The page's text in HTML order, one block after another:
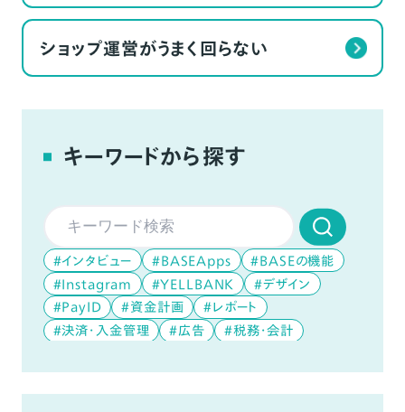
ショップ運営がうまく回らない
キーワードから探す
#インタビュー #BASEApps
#BASEの機能
#Instagram
#YELLBANK
#デザイン
#PayID
#資金計画
#レポート
#決済・入金管理
#広告
#税務・会計